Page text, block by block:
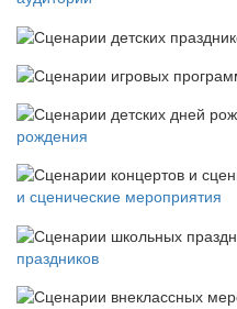
рождения
и сценические мероприятия
праздников